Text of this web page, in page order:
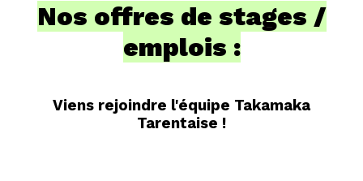
Nos offres de stages /
emplois :
Viens rejoindre l'équipe Takamaka
Tarentaise !